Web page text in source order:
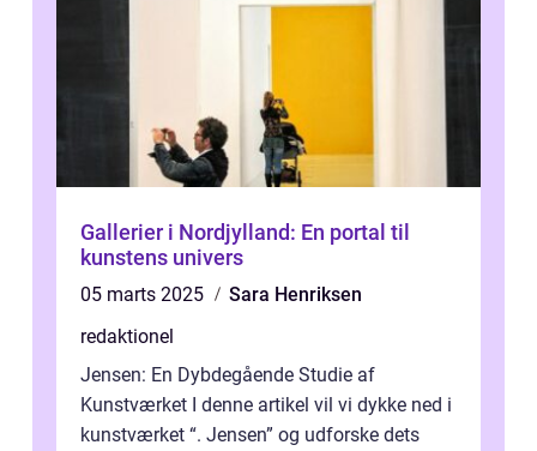
Gallerier i Nordjylland: En portal til
kunstens univers
05 marts 2025
Sara Henriksen
redaktionel
Jensen: En Dybdegående Studie af
Kunstværket I denne artikel vil vi dykke ned i
kunstværket “. Jensen” og udforske dets